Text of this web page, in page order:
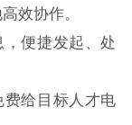
效协作。
便捷发起、处
给目标人才电